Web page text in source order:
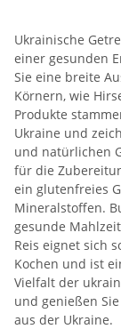
Ukrainische
einer gesunden
Sie eine breite
Körnern, wie
Produkte
Ukraine und
und natürlichen
für die
ein glutenfreies
Mineralstoffen.
gesunde
Reis eignet sich
Kochen und ist
Vielfalt der
und genießen
aus der Ukraine.